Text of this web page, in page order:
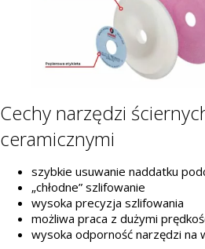
Cechy narzędzi
ceramicznymi
szybkie usuwanie naddatku
„chłodne” szlifowanie
wysoka precyzja szlifowania
możliwa praca z dużymi
wysoka odporność narzędzi na